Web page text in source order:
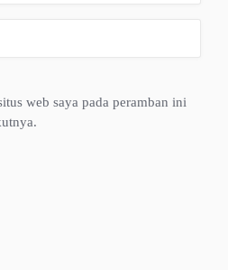
web saya pada peramban ini